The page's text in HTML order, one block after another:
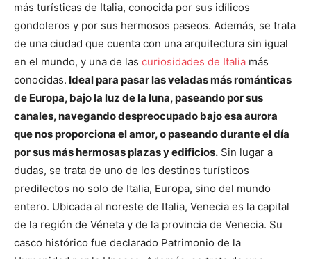
más turísticas de Italia, conocida por sus idílicos
gondoleros y por sus hermosos paseos. Además, se trata
de una ciudad que cuenta con una arquitectura sin igual
en el mundo, y una de las curiosidades de Italia más
conocidas. Ideal para pasar las veladas más románticas
de Europa, bajo la luz de la luna, paseando por sus
canales, navegando despreocupado bajo esa aurora
que nos proporciona el amor, o paseando durante el día
por sus más hermosas plazas y edificios. Sin lugar a
dudas, se trata de uno de los destinos turísticos
predilectos no solo de Italia, Europa, sino del mundo
entero. Ubicada al noreste de Italia, Venecia es la capital
de la región de Véneta y de la provincia de Venecia. Su
casco histórico fue declarado Patrimonio de la